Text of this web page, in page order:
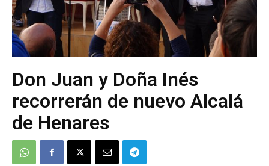
Don Juan y Doña Inés
recorrerán de nuevo Alcalá
de Henares